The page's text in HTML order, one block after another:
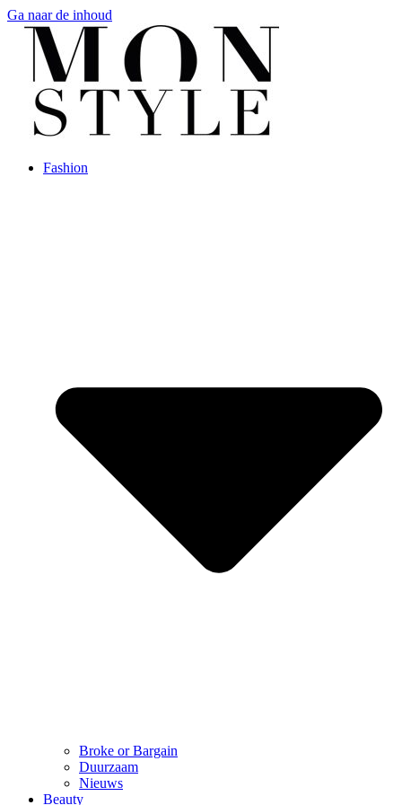
Ga naar de inhoud
Fashion
Broke or Bargain
Duurzaam
Nieuws
Beauty